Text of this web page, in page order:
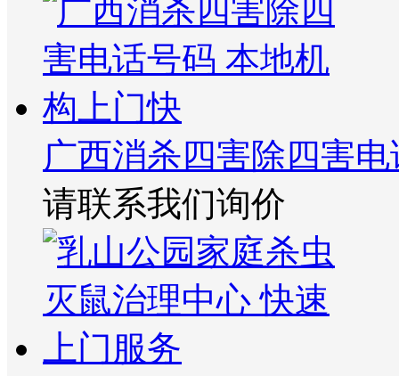
广西消杀四害除四害
请联系我们询价